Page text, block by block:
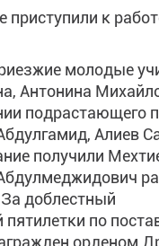
к
молодые
Антонина
подрастающего
Алиев
получили
доблестный
по
орденом